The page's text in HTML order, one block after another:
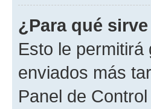
¿Para qué
Esto le
enviados más
Panel de